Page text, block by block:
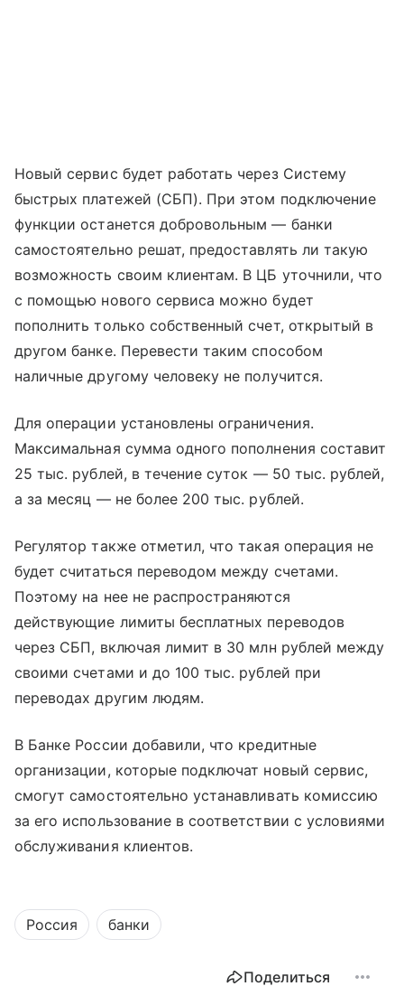
Новый сервис будет работать через Систему
быстрых платежей (СБП). При этом подключение
функции останется добровольным — банки
самостоятельно решат, предоставлять ли такую
возможность своим клиентам. В ЦБ уточнили, что
с помощью нового сервиса можно будет
пополнить только собственный счет, открытый в
другом банке. Перевести таким способом
наличные другому человеку не получится.
Для операции установлены ограничения.
Максимальная сумма одного пополнения составит
25 тыс. рублей, в течение суток — 50 тыс. рублей,
а за месяц — не более 200 тыс. рублей.
Регулятор также отметил, что такая операция не
будет считаться переводом между счетами.
Поэтому на нее не распространяются
действующие лимиты бесплатных переводов
через СБП, включая лимит в 30 млн рублей между
своими счетами и до 100 тыс. рублей при
переводах другим людям.
В Банке России добавили, что кредитные
организации, которые подключат новый сервис,
смогут самостоятельно устанавливать комиссию
за его использование в соответствии с условиями
обслуживания клиентов.
Россия банки
Поделиться